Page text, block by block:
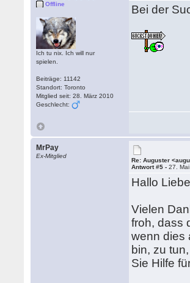
Offline
Ich tu nix. Ich will nur
spielen.
Beiträge: 11142
Standort: Toronto
Mitglied seit: 28. März 2010
Geschlecht:
Bei der
MrPay
Ex-Mitglied
Re: Auguster
Antwort #5 -27.
Hallo
Vielen
froh, dass
wenn dies
bin, zu
Sie Hilfe